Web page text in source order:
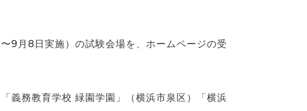
9月8日実施）の試験会場を、ホームページの受
義務教育学校 緑園学園」（横浜市泉区）「横浜